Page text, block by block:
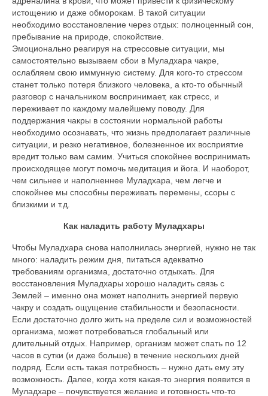
истощению и даже обморокам. В такой ситуации
необходимо восстановление через отдых: полноценный сон,
пребывание на природе, спокойствие.
Эмоционально реагируя на стрессовые ситуации, мы
самостоятельно вызываем сбои в Муладхара чакре,
ослабляем свою иммунную систему. Для кого-то стрессом
станет только потеря близкого человека, а кто-то обычный
разговор с начальником воспринимает, как стресс, и
переживает по каждому малейшему поводу. Для
поддержания чакры в состоянии нормальной работы
необходимо осознавать, что жизнь предполагает различные
ситуации, и резко негативное, болезненное их восприятие
вредит только вам самим. Учиться спокойнее воспринимать
происходящее могут помочь медитация и йога. И наоборот,
чем сильнее и наполненнее Муладхара, чем легче и
спокойнее мы способны переживать перемены, ссоры с
близкими и т.д.
Как наладить работу Муладхары
Чтобы Муладхара снова наполнилась энергией, нужно не так
много: наладить режим дня, питаться адекватно
требованиям организма, достаточно отдыхать. Для
восстановления Муладхары хорошо наладить связь с
Землей – именно она может наполнить энергией первую
чакру и создать ощущение стабильности и безопасности.
Если достаточно долго жить на пределе сил и возможностей
организма, может потребоваться глобальный или
длительный отдых. Например, организм может спать по 12
часов в сутки (и даже больше) в течение нескольких дней
подряд. Если есть такая потребность – нужно дать ему эту
возможность. Далее, когда хотя какая-то энергия появится в
Муладхаре – почувствуется желание и готовность что-то